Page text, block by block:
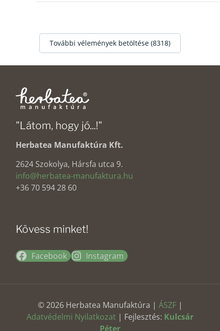
További vélemények betöltése (8318)
"Látom, hogy jó...!"
Herbatea Manufaktúra Kft.
2624 Szokolya, Hársfa utca 9.
info@herbatea-manufaktura.hu
+36 70 594 28 60
Kövess minket!
Facebook Instagram
© 2026 Herbatea Manufaktúra | ÁSZF|
Adatvédelmi Nyilatkozat | Fejlesztés: Kulcsár
Péter